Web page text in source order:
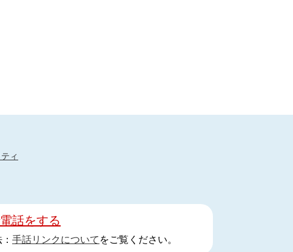
ィ
話をする
手話リンクについて をご覧ください。